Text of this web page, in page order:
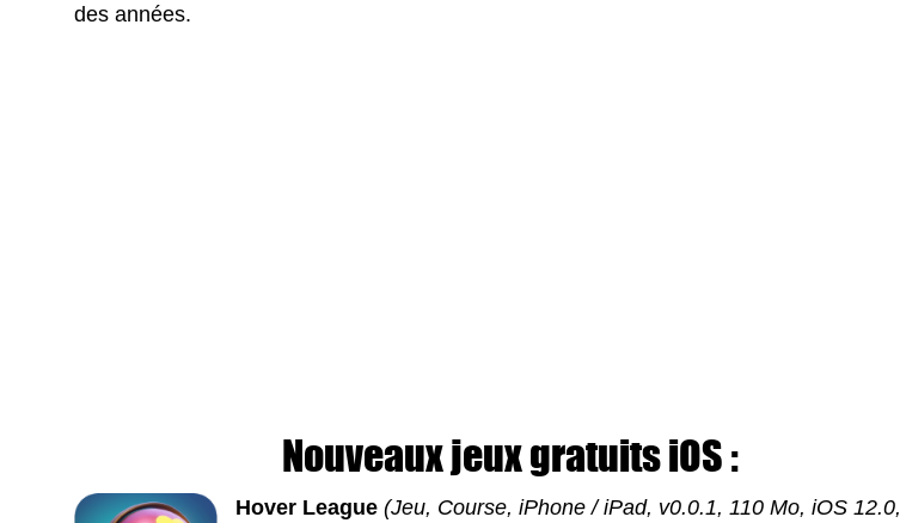
des années.
Nouveaux jeux gratuits iOS :
Hover League (Jeu, Course, iPhone / iPad, v0.0.1, 110 Mo, iOS 12.0,